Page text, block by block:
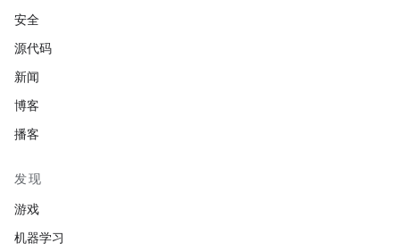
安全
源代码
新闻
博客
播客
发现
游戏
机器学习